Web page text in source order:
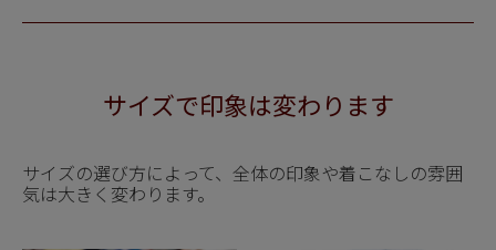
サイズで印象は変わります
サイズの選び方によって、全体の印象や着こなしの雰囲
気は大きく変わります。